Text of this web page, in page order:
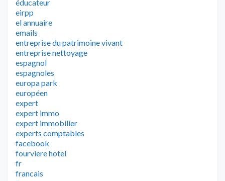
éducateur
eirpp
el annuaire
emails
entreprise du patrimoine vivant
entreprise nettoyage
espagnol
espagnoles
europa park
européen
expert
expert immo
expert immobilier
experts comptables
facebook
fourviere hotel
fr
francais